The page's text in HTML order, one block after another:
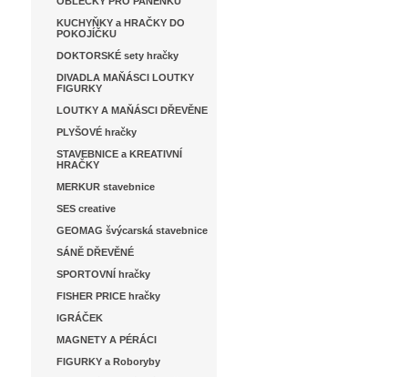
KUCHYŇKY a HRAČKY DO
POKOJÍČKU
DOKTORSKÉ sety hračky
DIVADLA MAŇÁSCI LOUTKY
FIGURKY
LOUTKY A MAŇÁSCI DŘEVĚNE
PLYŠOVÉ hračky
STAVEBNICE a KREATIVNÍ
HRAČKY
MERKUR stavebnice
SES creative
GEOMAG švýcarská stavebnice
SÁNĚ DŘEVĚNÉ
SPORTOVNÍ hračky
FISHER PRICE hračky
IGRÁČEK
MAGNETY A PÉRÁCI
FIGURKY a Roboryby